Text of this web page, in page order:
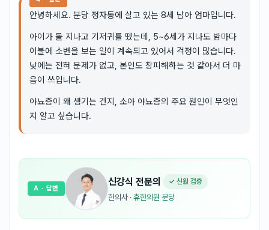
안녕하세요. 분당 정자동에 살고 있는 8세 남아 엄마입니다.
아이가 돌 지나고 기저귀를 뗐는데, 5~6세가 지나도 밤마다
이불에 소변을 보는 일이 계속되고 있어서 걱정이 많습니다.
낮에는 전혀 문제가 없고, 본인도 창피해하는 것 같아서 더 마
음이 쓰입니다.
야뇨증이 왜 생기는 건지, 소아 야뇨증의 주요 원인이 무엇인
지 알고 싶습니다.
신강식 전문의 ✓ 신원 검증
한의사 · 휴한의원 분당
A · 답변